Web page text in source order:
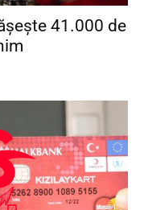
41.000 de